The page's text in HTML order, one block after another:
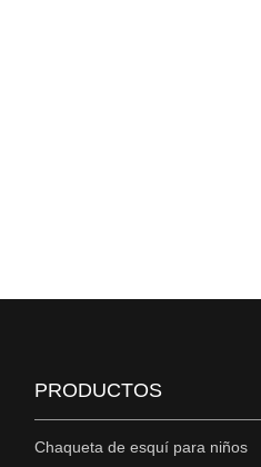
PRODUCTOS
Chaqueta de esquí para niños